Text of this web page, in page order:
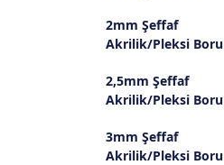
2mm Şeffaf
Akrilik/Pleksi Boru
2,5mm Şeffaf
Akrilik/Pleksi Boru
3mm Şeffaf
Akrilik/Pleksi Boru